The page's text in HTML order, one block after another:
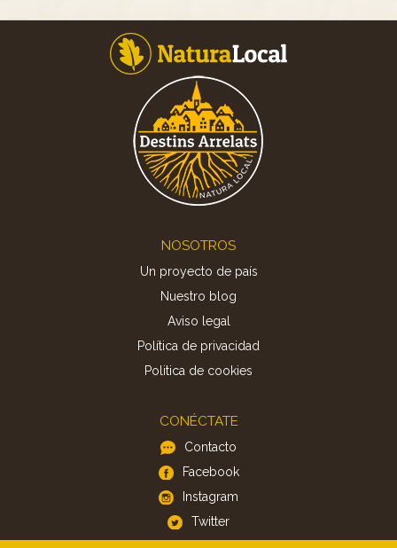
NOSOTROS
Un proyecto de país
Nuestro blog
Aviso legal
Política de privacidad
Politica de cookies
CONÉCTATE
Contacto
Facebook
Instagram
Twitter